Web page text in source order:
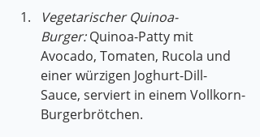
Vegetarischer Quinoa-
Burger: Quinoa-Patty mit
Avocado, Tomaten, Rucola und
einer würzigen Joghurt-Dill-
Sauce, serviert in einem Vollkorn-
Burgerbrötchen.